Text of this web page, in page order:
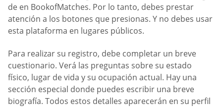
de en BookofMatches. Por lo tanto, debes prestar
atención a los botones que presionas. Y no debes usar
esta plataforma en lugares públicos.
Para realizar su registro, debe completar un breve
cuestionario. Verá las preguntas sobre su estado
físico, lugar de vida y su ocupación actual. Hay una
sección especial donde puedes escribir una breve
biografía. Todos estos detalles aparecerán en su perfil